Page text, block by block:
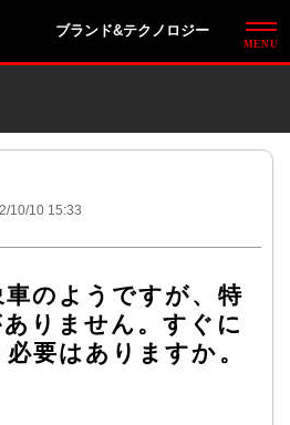
ブランド&テクノロジー
10/10 15:33
車のようですが、特
りません。すぐに
要はありますか。